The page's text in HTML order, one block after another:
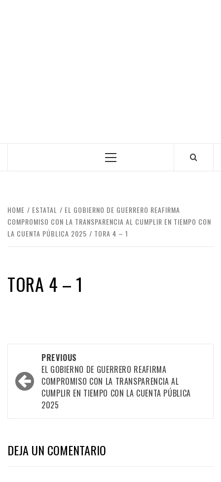
Primary
HOME ESTATAL
EL GOBIERNO DE GUERRERO REAFIRMA
COMPROMISO CON LA TRANSPARENCIA AL CUMPLIR EN TIEMPO CON
LA CUENTA PÚBLICA 2025
TORA 4 – 1
TORA 4 – 1
navigation
PREVIOUS
EL GOBIERNO DE GUERRERO REAFIRMA
COMPROMISO CON LA TRANSPARENCIA AL
CUMPLIR EN TIEMPO CON LA CUENTA PÚBLICA
2025
DEJA UN COMENTARIO